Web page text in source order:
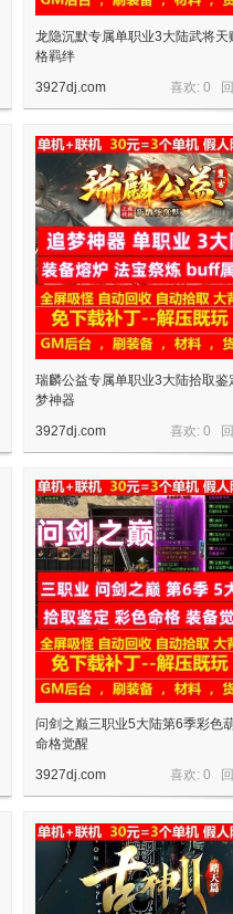
龙隐沉默专属单职业3大陆武将天
格羁绊
喜欢: 0
3927dj.com
瑞麟公益专属单职业3大陆拾取鉴
梦神器
喜欢: 0
3927dj.com
问剑之巅三职业5大陆第6季彩色
命格觉醒
喜欢: 0
3927dj.com